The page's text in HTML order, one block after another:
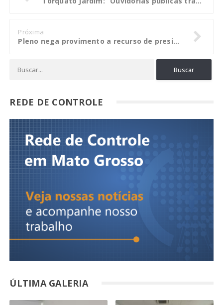
Próxima
Pleno nega provimento a recurso de presidente e secretário de Consórcio de Saúde
REDE DE CONTROLE
ÚLTIMA GALERIA